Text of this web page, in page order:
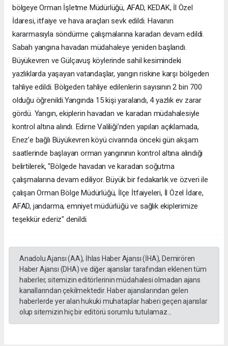
bölgeye Orman İşletme Müdürlüğü, AFAD, KEDAK, İl Özel
İdaresi, itfaiye ve hava araçları sevk edildi. Havanın
kararmasıyla söndürme çalışmalarına karadan devam edildi.
Sabah yangına havadan müdahaleye yeniden başlandı.
Büyükevren ve Gülçavuş köylerinde sahil kesimindeki
yazlıklarda yaşayan vatandaşlar, yangın riskine karşı bölgeden
tahliye edildi. Bölgeden tahliye edilenlerin sayısının 2 bin 700
olduğu öğrenildi.Yangında 15 kişi yaralandı, 4 yazlık ev zarar
gördü. Yangın, ekiplerin havadan ve karadan müdahalesiyle
kontrol altına alındı. Edirne Valiliği’nden yapılan açıklamada,
Enez’e bağlı Büyükevren köyü civarında önceki gün akşam
saatlerinde başlayan orman yangınının kontrol altına alındığı
belirtilerek, "Bölgede havadan ve karadan soğutma
çalışmalarına devam ediliyor. Büyük bir fedakarlık ve özveri ile
çalışan Orman Bölge Müdürlüğü, İlçe İtfaiyeleri, İl Özel İdare,
AFAD, jandarma, emniyet müdürlüğü ve sağlık ekiplerimize
teşekkür ederiz" denildi.
Anadolu Ajansı (AA), İhlas Haber Ajansı (İHA), Demirören
Haber Ajansı (DHA) ve diğer ajanslar tarafından eklenen tüm
haberler, sitemizin editörlerinin müdahalesi olmadan ajans
kanallarından çekilmektedir. Haber ajanslarından gelen
haberlerde yer alan hukuki muhataplar haberi geçen ajanslar
olup sitemizin hiç bir editörü sorumlu tutulamaz...